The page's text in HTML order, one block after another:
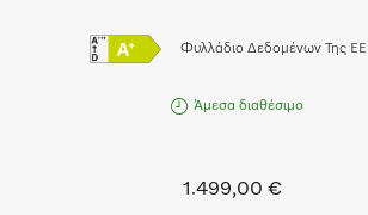
Φυλλάδιο Δεδομένων Της ΕΕ
Άμεσα διαθέσιμο
1.499,00 €